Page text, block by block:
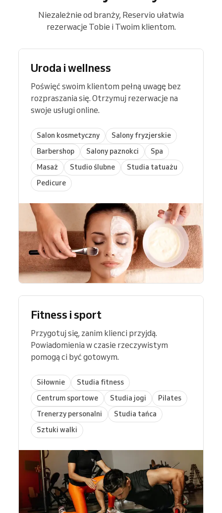
Niezależnie od branży, Reservio ułatwia
rezerwacje Tobie i Twoim klientom.
Uroda i wellness
Poświęć swoim klientom pełną uwagę bez
rozpraszania się. Otrzymuj rezerwacje na
swoje usługi online.
Salon kosmetyczny
Salony fryzjerskie
Barbershop
Salony paznokci
Spa
Masaż
Studio ślubne
Studia tatuażu
Pedicure
Fitness i sport
Przygotuj się, zanim klienci przyjdą.
Powiadomienia w czasie rzeczywistym
pomogą ci być gotowym.
Siłownie
Studia fitness
Centrum sportowe
Studia jogi
Pilates
Trenerzy personalni
Studia tańca
Sztuki walki